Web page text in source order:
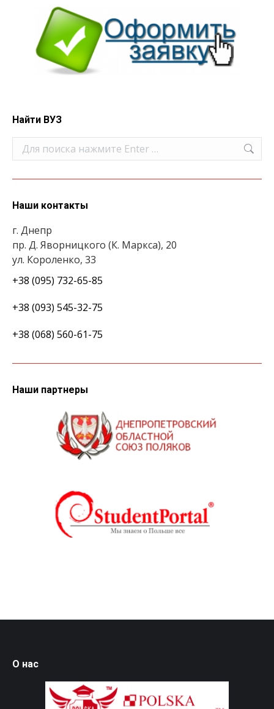
Найти ВУЗ
Поиск:
Наши контакты
г. Днепр
пр. Д. Яворницкого (К. Маркса), 20
ул. Короленко, 33
+38 (095) 732-65-85
+38 (093) 545-32-75
+38 (068) 560-61-75
Наши партнеры
О нас